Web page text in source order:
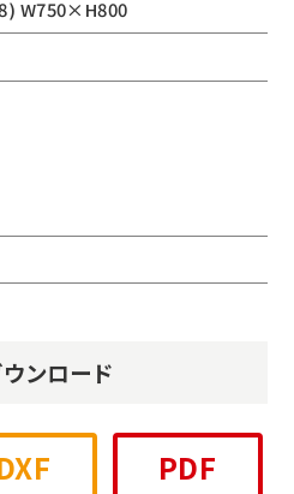
W750×H800
ンロード
PDF